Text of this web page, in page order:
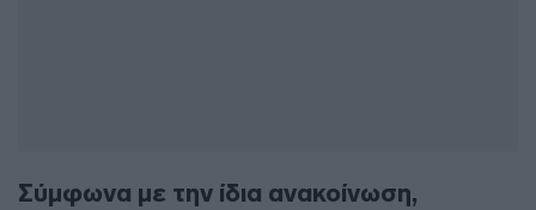
Σύμφωνα με την ίδια ανακοίνωση,